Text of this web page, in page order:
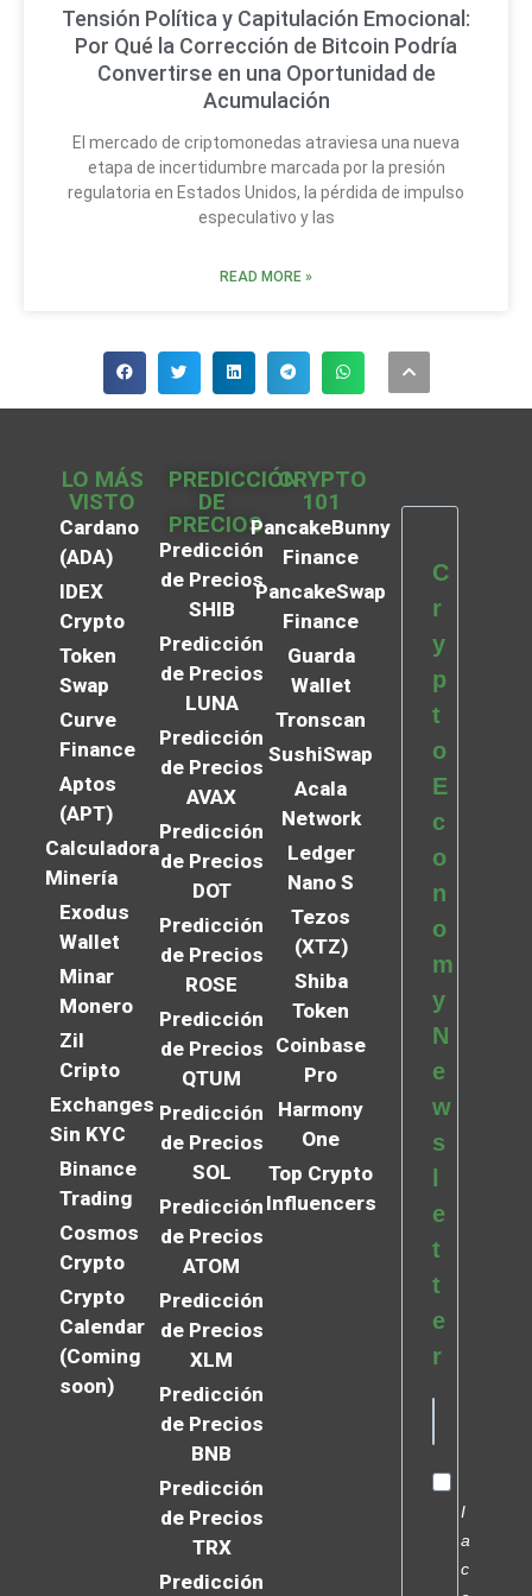
Tensión Política y Capitulación Emocional:
Por Qué la Corrección de Bitcoin Podría
Convertirse en una Oportunidad de
Acumulación
El mercado de criptomonedas atraviesa una nueva
etapa de incertidumbre marcada por la presión
regulatoria en Estados Unidos, la pérdida de impulso
especulativo y las
READ MORE »
LO MÁS
VISTO
Cardano
(ADA)
IDEX
Crypto
Token
Swap
Curve
Finance
Aptos
(APT)
Calculadora
Minería
Exodus
Wallet
Minar
Monero
Zil
Cripto
Exchanges
Sin KYC
Binance
Trading
Cosmos
Crypto
Crypto
Calendar
(Coming
soon)
PREDICCIÓN
DE
PRECIOS
Predicción
de Precios
SHIB
Predicción
de Precios
LUNA
Predicción
de Precios
AVAX
Predicción
de Precios
DOT
Predicción
de Precios
ROSE
Predicción
de Precios
QTUM
Predicción
de Precios
SOL
Predicción
de Precios
ATOM
Predicción
de Precios
XLM
Predicción
de Precios
BNB
Predicción
de Precios
TRX
Predicción
CRYPTO
101
PancakeBunny
Finance
PancakeSwap
Finance
Guarda
Wallet
Tronscan
SushiSwap
Acala
Network
Ledger
Nano S
Tezos
(XTZ)
Shiba
Token
Coinbase
Pro
Harmony
One
Top Crypto
Influencers
C
r
y
p
t
o
E
c
o
n
o
m
y
N
e
w
s
e
t
t
e
r
I
a
c